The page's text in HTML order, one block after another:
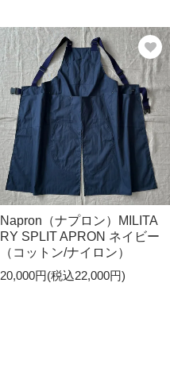
Napron（ナプロン）MILITA
RY SPLIT APRON ネイビー
（コットン/ナイロン）
20,000円(税込22,000円)